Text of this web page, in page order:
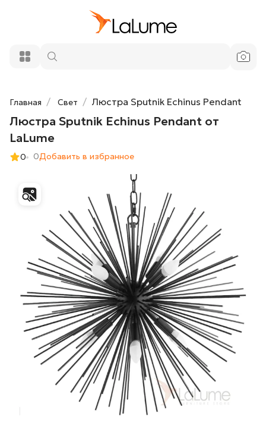
Главная Свет Люстра Sputnik Echinus Pendant
Люстра Sputnik Echinus Pendant от
LaLume
0 0Добавить в избранное